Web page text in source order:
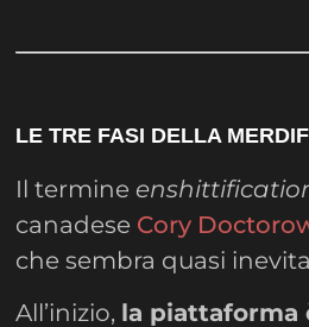
LE TRE FASI DELLA
Il termine
canadese Cory
che sembra quasi
All’inizio, la piattaforma